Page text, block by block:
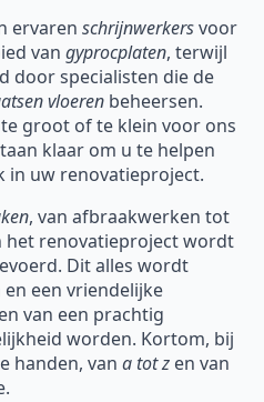
ervaren schrijnwerkersvoor
van gyprocplaten, terwijl
door specialisten die de
vloeren beheersen.
groot of te klein voor ons
klaar om u te helpen
in uw renovatieproject.
, van afbraakwerken tot
het renovatieproject wordt
Dit alles wordt
een vriendelijke
van een prachtig
worden. Kortom, bij
handen, van a tot z en van